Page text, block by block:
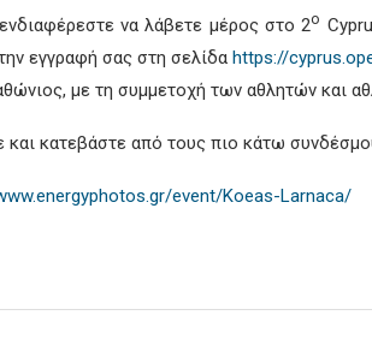
να λάβετε μέρος στο 2ο
εγγραφή σας στη σελίδαhttps://
με τη συμμετοχή των αθλητών και
και κατεβάστε από τους πιο κάτω
event/Koeas-Larnaca/